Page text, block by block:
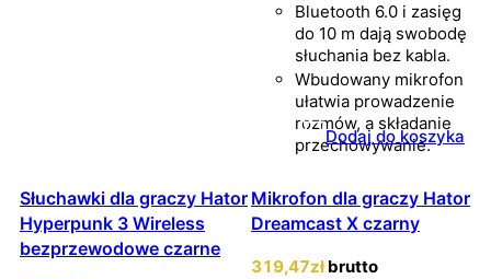
Bluetooth 6.0 i zasięg
do 10 m dają swobodę
słuchania bez kabla.
Wbudowany mikrofon
ułatwia prowadzenie
rozmów, a składanie
przechowywanie.
Dodaj do koszyka
Słuchawki dla graczy Hator
Hyperpunk 3 Wireless
bezprzewodowe czarne
Mikrofon dla graczy Hator
Dreamcast X czarny
319,47zł brutto